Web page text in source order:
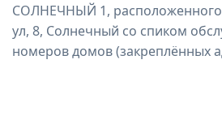
СОЛНЕЧНЫЙ 1, расположенного
ул, 8, Солнечный со спиком
номеров домов (закреплённых